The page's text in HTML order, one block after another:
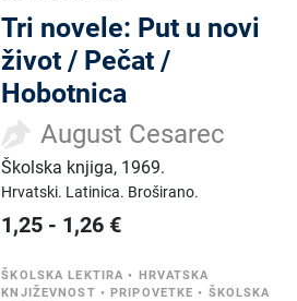
Tri novele: Put u novi
život / Pečat /
Hobotnica
August Cesarec
Školska knjiga, 1969.
Hrvatski. Latinica. Broširano.
1,25 - 1,26 €
ŠKOLSKA LEKTIRA • HRVATSKA
KNJIŽEVNOST •PRIPOVETKE • ŠKOLSKA